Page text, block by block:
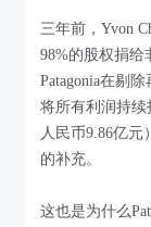
三年前，Yvon
98%的股权捐给
Patagonia在剔
将所有利润持
人民币9.86亿
的补充。
这也是为什么